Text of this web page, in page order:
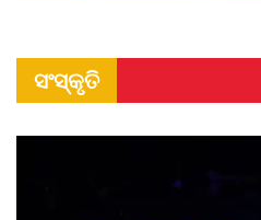
ସଂସ୍କୃତି